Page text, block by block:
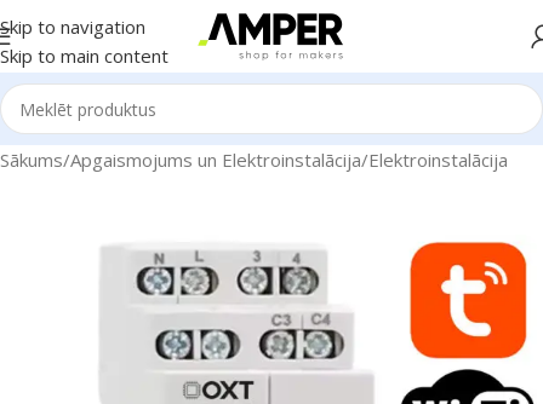
Skip to navigation
Skip to main content
Sākums/Apgaismojums un Elektroinstalācija/Elektroinstalācija